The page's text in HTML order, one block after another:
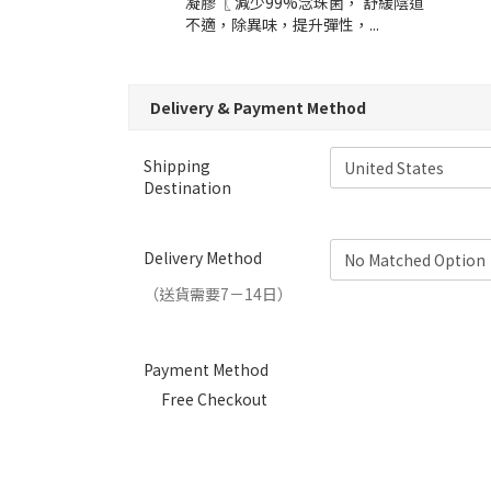
不適，除異味，提升彈性，...
Delivery & Payment Method
Shipping
Destination
Delivery Method
（送貨需要7－14日）
Payment Method
Free Checkout